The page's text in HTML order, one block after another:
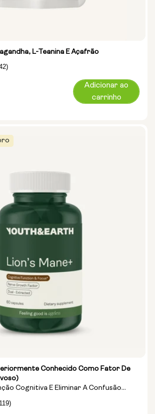
L-Teanina E Açafrão
Adicionar ao
carrinho
Conhecido Como Fator De
Cognitiva E Eliminar A Confusão